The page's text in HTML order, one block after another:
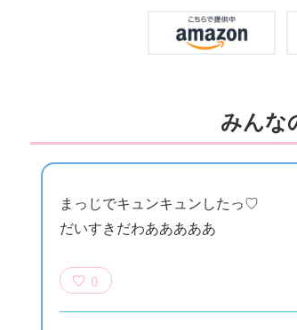
みんな
まっじでキュンキュンしたっ♡
だいすきだわあああああ
0